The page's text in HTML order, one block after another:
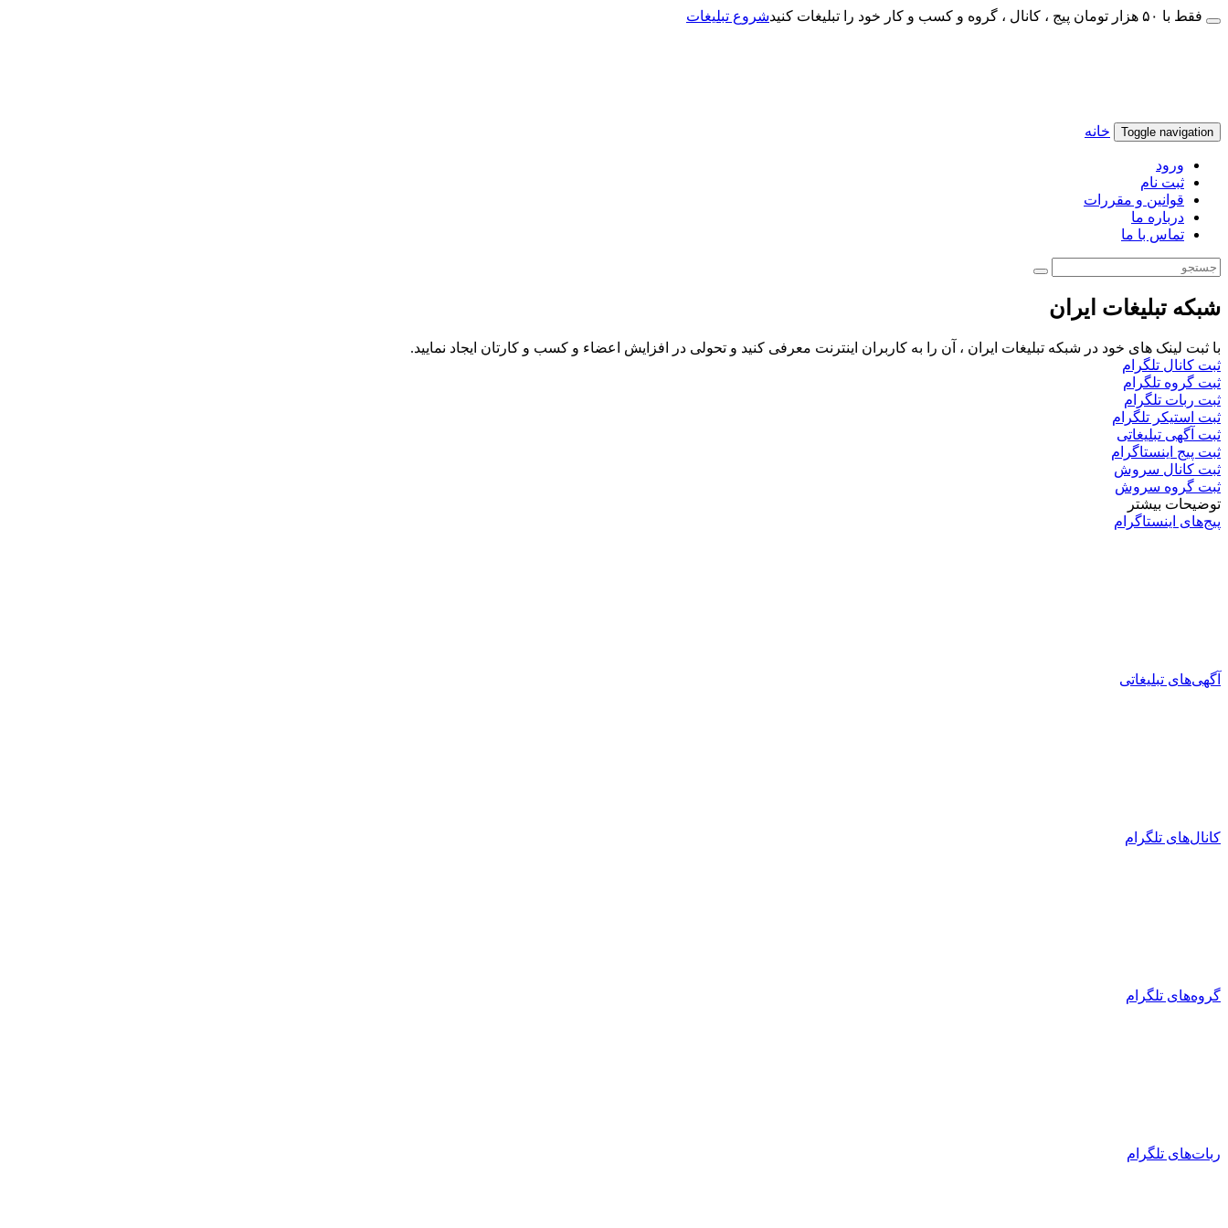
فقط با ۵۰ هزار تومان پیج ، کانال ، گروه و کسب و کار خود را تبلیغات کنید شروع تبلیغات
Toggle navigation خانه
ورود
ثبت نام
قوانین و مقررات
درباره ما
تماس با ما
شبکه تبلیغات ایران
با ثبت لینک های خود در شبکه تبلیغات ایران ، آن را به کاربران اینترنت معرفی کنید و تحولی در افزایش اعضاء و کسب و کارتان ایجاد نمایید.
ثبت کانال تلگرام
ثبت گروه تلگرام
ثبت ربات تلگرام
ثبت استیکر تلگرام
ثبت آگهی تبلیغاتی
ثبت پیج اینستاگرام
ثبت کانال سروش
ثبت گروه سروش
توضیحات بیشتر
پیج‌های اینستاگرام
آگهی‌های تبلیغاتی
کانال‌های تلگرام
گروه‌های تلگرام
ربات‌های تلگرام